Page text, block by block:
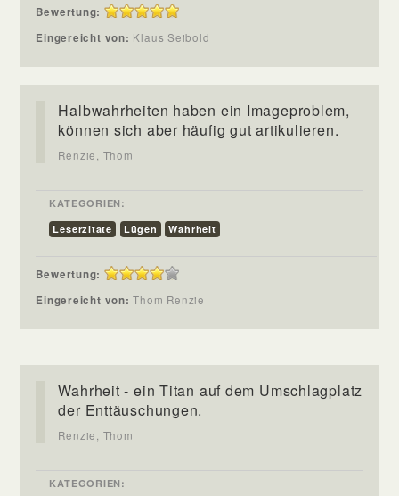
Bewertung:
Eingereicht von: Klaus Seibold
Halbwahrheiten haben ein Imageproblem,
können sich aber häufig gut artikulieren.
Renzie, Thom
KATEGORIEN:
Leserzitate
Lügen Wahrheit
Bewertung:
Eingereicht von:Thom Renzie
Wahrheit - ein Titan auf dem Umschlagplatz
der Enttäuschungen.
Renzie, Thom
KATEGORIEN: